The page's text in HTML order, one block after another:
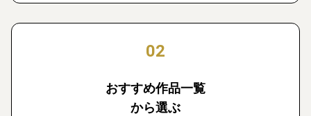
02
おすすめ作品一覧
から選ぶ